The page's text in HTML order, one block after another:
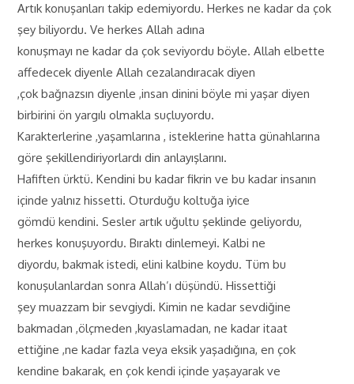
Artık konuşanları takip edemiyordu. Herkes ne kadar da çok
şey biliyordu. Ve herkes Allah adına
konuşmayı ne kadar da çok seviyordu böyle. Allah elbette
affedecek diyenle Allah cezalandıracak diyen
,çok bağnazsın diyenle ,insan dinini böyle mi yaşar diyen
birbirini ön yargılı olmakla suçluyordu.
Karakterlerine ,yaşamlarına , isteklerine hatta günahlarına
göre şekillendiriyorlardı din anlayışlarını.
Hafiften ürktü. Kendini bu kadar fikrin ve bu kadar insanın
içinde yalnız hissetti. Oturduğu koltuğa iyice
gömdü kendini. Sesler artık uğultu şeklinde geliyordu,
herkes konuşuyordu. Bıraktı dinlemeyi. Kalbi ne
diyordu, bakmak istedi, elini kalbine koydu. Tüm bu
konuşulanlardan sonra Allah’ı düşündü. Hissettiği
şey muazzam bir sevgiydi. Kimin ne kadar sevdiğine
bakmadan ,ölçmeden ,kıyaslamadan, ne kadar itaat
ettiğine ,ne kadar fazla veya eksik yaşadığına, en çok
kendine bakarak, en çok kendi içinde yaşayarak ve